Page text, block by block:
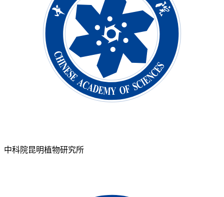
中科院昆明植物研究所